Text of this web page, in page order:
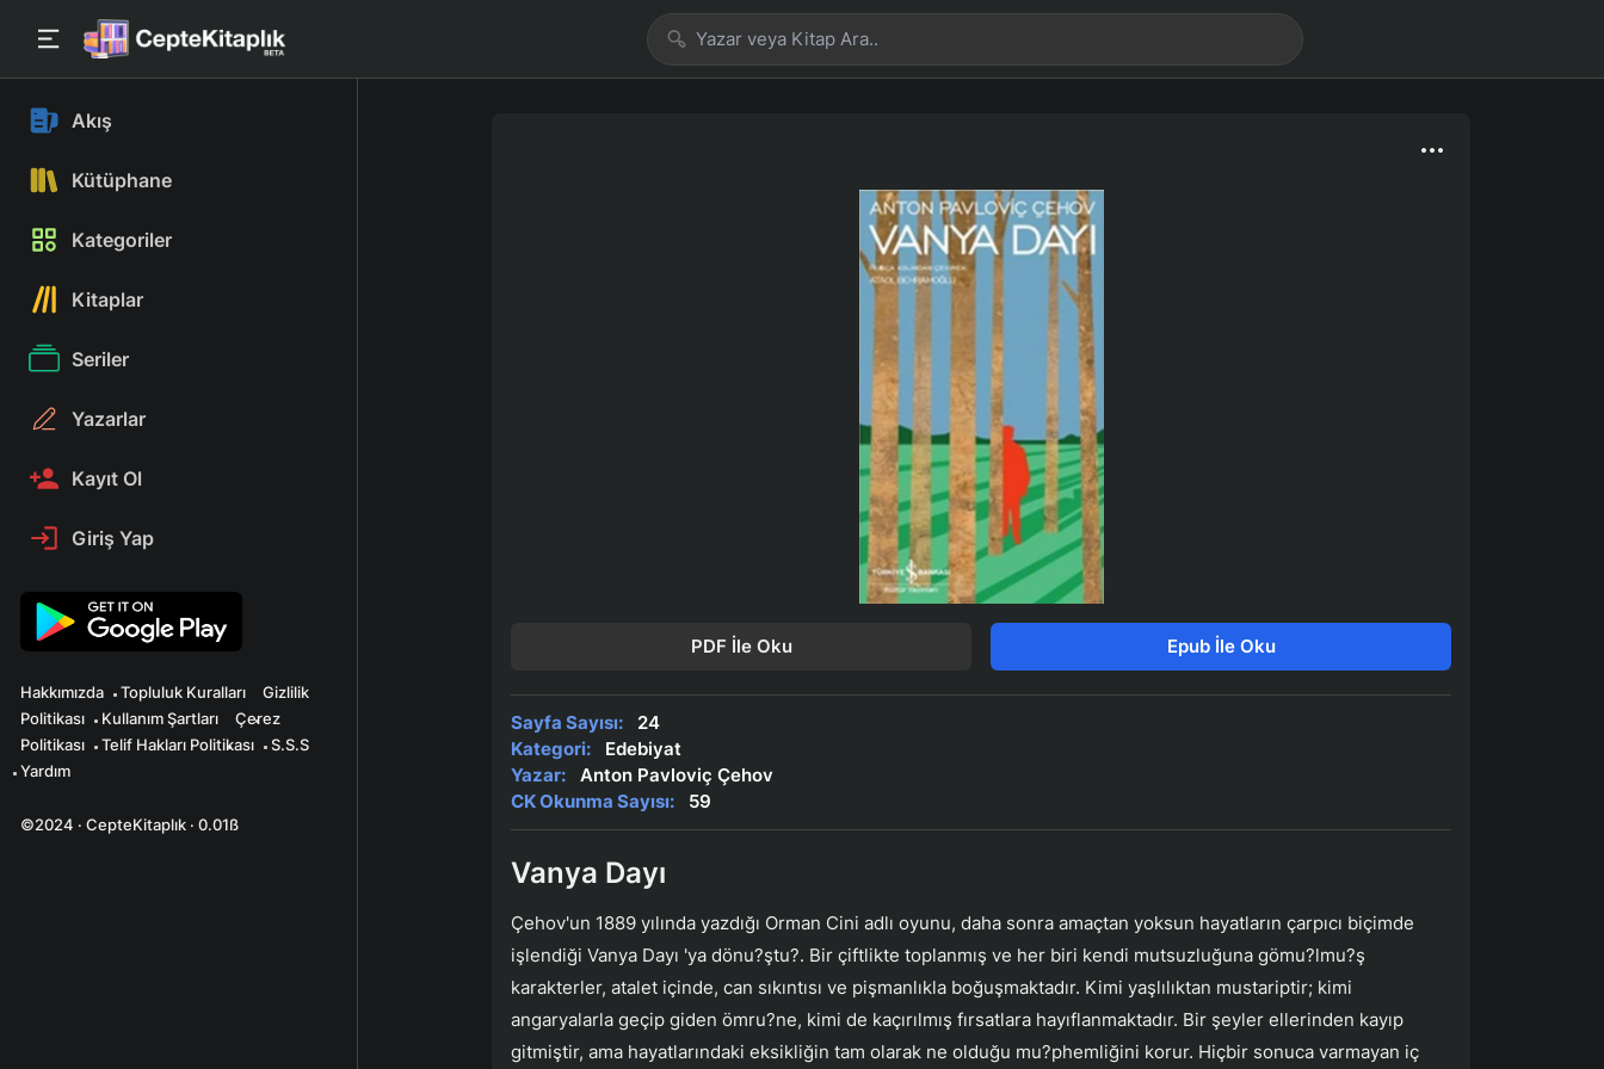
Akış
Kütüphane
Kategoriler
Kitaplar
Seriler
Yazarlar
Kayıt Ol
Giriş Yap
Hakkımızda Topluluk Kuralları
Gizlilik
Politikası
Kullanım Şartları
Çerez
Politikası
Telif Hakları Politikası
S.S.S
Yardım
©2024 · CepteKitaplık · 0.01ß
PDF İle Oku Epub İle Oku
Sayfa Sayısı:
24
Kategori:
Edebiyat
Yazar:
Anton Pavloviç Çehov
CK Okunma Sayısı:
59
Vanya Dayı
Çehov'un 1889 yılında yazdığı Orman Cini adlı oyunu, daha sonra amaçtan yoksun hayatların çarpıcı biçimde
işlendiği Vanya Dayı 'ya dönu?ştu?. Bir çiftlikte toplanmış ve her biri kendi mutsuzluğuna gömu?lmu?ş
karakterler, atalet içinde, can sıkıntısı ve pişmanlıkla boğuşmaktadır. Kimi yaşlılıktan mustariptir; kimi
angaryalarla geçip giden ömru?ne, kimi de kaçırılmış fırsatlara hayıflanmaktadır. Bir şeyler ellerinden kayıp
gitmiştir, ama hayatlarındaki eksikliğin tam olarak ne olduğu mu?phemliğini korur. Hiçbir sonuca varmayan iç